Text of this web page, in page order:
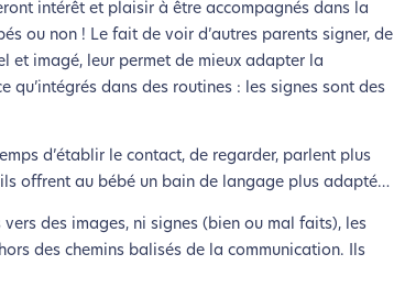
intérêt et plaisir à être accompagnés dans la
ou non ! Le fait de voir d’autres parents signer, de
et imagé, leur permet de mieux adapter la
qu’intégrés dans des routines : les signes sont des
d’établir le contact, de regarder, parlent plus
offrent au bébé un bain de langage plus adapté…
des images, ni signes (bien ou mal faits), les
des chemins balisés de la communication. Ils